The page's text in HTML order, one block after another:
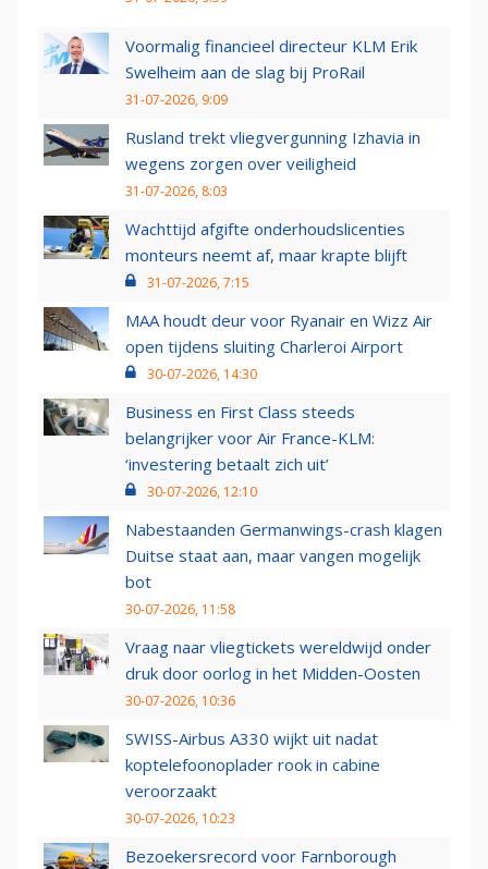
Voormalig financieel directeur KLM Erik
Swelheim aan de slag bij ProRail
31-07-2026, 9:09
Rusland trekt vliegvergunning Izhavia in
wegens zorgen over veiligheid
31-07-2026, 8:03
Wachttijd afgifte onderhoudslicenties
monteurs neemt af, maar krapte blijft
31-07-2026, 7:15
MAA houdt deur voor Ryanair en Wizz Air
open tijdens sluiting Charleroi Airport
30-07-2026, 14:30
Business en First Class steeds
belangrijker voor Air France-KLM:
‘investering betaalt zich uit’
30-07-2026, 12:10
Nabestaanden Germanwings-crash klagen
Duitse staat aan, maar vangen mogelijk
bot
30-07-2026, 11:58
Vraag naar vliegtickets wereldwijd onder
druk door oorlog in het Midden-Oosten
30-07-2026, 10:36
SWISS-Airbus A330 wijkt uit nadat
koptelefoonoplader rook in cabine
veroorzaakt
30-07-2026, 10:23
Bezoekersrecord voor Farnborough